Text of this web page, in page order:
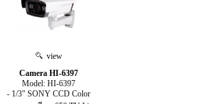
view
Camera HI-6397
Model: HI-6397
- 1/3" SONY CCD Color